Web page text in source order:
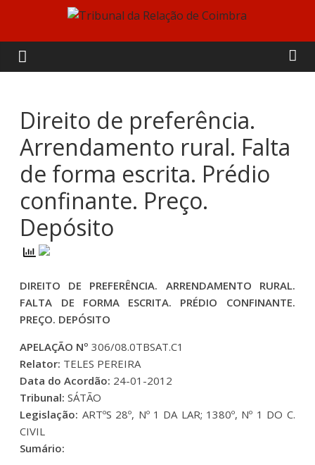
content
Tribunal
da
Relação
de
Coimbra
Direito de preferência.
Arrendamento rural. Falta
de forma escrita. Prédio
confinante. Preço.
Depósito
DIREITO DE PREFERÊNCIA. ARRENDAMENTO RURAL.
FALTA DE FORMA ESCRITA. PRÉDIO CONFINANTE.
PREÇO. DEPÓSITO
APELAÇÃO Nº306/08.0TBSAT.C1
Relator: TELES PEREIRA
Data do Acordão: 24-01-2012
Tribunal:SÁTÃO
Legislação: ARTºS 28º, Nº 1 DA LAR; 1380º, Nº 1 DO C.
CIVIL
Sumário: